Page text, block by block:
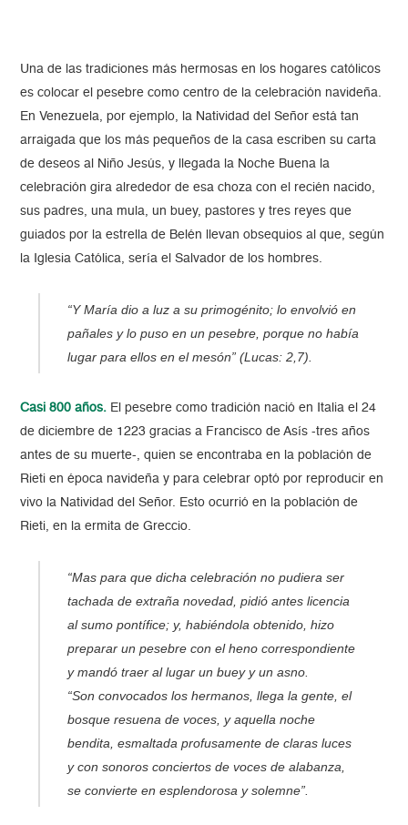
Una de las tradiciones más hermosas en los hogares católicos
es colocar el pesebre como centro de la celebración navideña.
En Venezuela, por ejemplo, la Natividad del Señor está tan
arraigada que los más pequeños de la casa escriben su carta
de deseos al Niño Jesús, y llegada la Noche Buena la
celebración gira alrededor de esa choza con el recién nacido,
sus padres, una mula, un buey, pastores y tres reyes que
guiados por la estrella de Belén llevan obsequios al que, según
la Iglesia Católica, sería el Salvador de los hombres.
“Y María dio a luz a su primogénito; lo envolvió en
pañales y lo puso en un pesebre, porque no había
lugar para ellos en el mesón” (Lucas: 2,7).
Casi 800 años. El pesebre como tradición nació en Italia el 24
de diciembre de 1223 gracias a Francisco de Asís -tres años
antes de su muerte-, quien se encontraba en la población de
Rieti en época navideña y para celebrar optó por reproducir en
vivo la Natividad del Señor. Esto ocurrió en la población de
Rieti, en la ermita de Greccio.
“Mas para que dicha celebración no pudiera ser
tachada de extraña novedad, pidió antes licencia
al sumo pontífice; y, habiéndola obtenido, hizo
preparar un pesebre con el heno correspondiente
y mandó traer al lugar un buey y un asno.
“Son convocados los hermanos, llega la gente, el
bosque resuena de voces, y aquella noche
bendita, esmaltada profusamente de claras luces
y con sonoros conciertos de voces de alabanza,
se convierte en esplendorosa y solemne”.